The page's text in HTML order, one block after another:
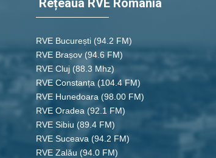
Rețeaua RVE România
RVE București (94.2 FM)
RVE Brașov (94.6 FM)
RVE Cluj (88.3 Mhz)
RVE Constanța (104.4 FM)
RVE Hunedoara (98.00 FM)
RVE Oradea (92.1 FM)
RVE Sibiu (89.4 FM)
RVE Suceava (94.2 FM)
RVE Zalău (94.0 FM)